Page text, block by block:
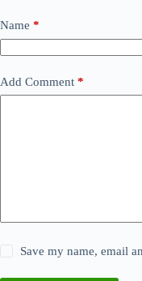
Name *
Add Comment *
Save my name, email